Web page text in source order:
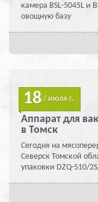
камера BSL-5045L и
овощную базу
18/ июля г.
Аппарат для
в Томск
Сегодня на
Северск Томской
упаковки DZQ-510/